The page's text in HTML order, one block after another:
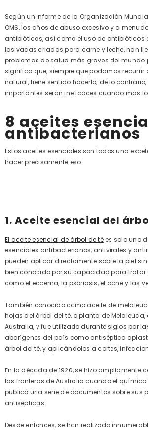
Según un informe de la Organización
OMS, los años de abuso excesivo y a
antibióticos, así como el uso de antibióticos
las vacas criadas para carne y leche, han
problemas de salud más graves del mundo
significa que, siempre que podamos recurrir
natural, tiene sentido hacerlo; de lo
importantes serán ineficaces cuando más
8 aceites
antibacterianos
Estos aceites esenciales son todos una
hacer precisamente eso.
1. Aceite esencial del
El aceite esencial de árbol de tées solo uno
esenciales antibacterianos, antivirales y
pueden aplicar directamente sobre la piel sin
bien conocido por su capacidad para tratar
como el eccema, la psoriasis, el acné y las
También conocido como aceite de
hojas del árbol del té, o planta de
Australia, y fue utilizado durante siglos por
aborígenes del país como antiséptico
árbol del té, y aplicándolos a cortes,
En la década de 1920, se hizo ampliamente
las fronteras de Australia cuando el químico
publicó una serie de documentos sobre sus
antisépticas.
Desde entonces, se han realizado